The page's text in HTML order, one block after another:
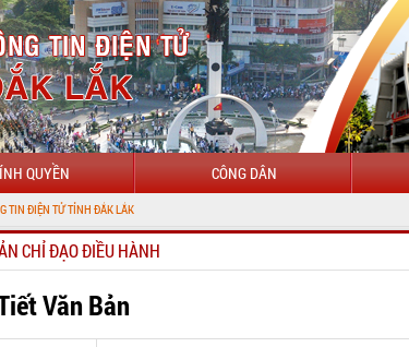
QUYỀN CÔNG DÂN
CHỈ ĐẠO ĐIỀU HÀNH
Văn Bản